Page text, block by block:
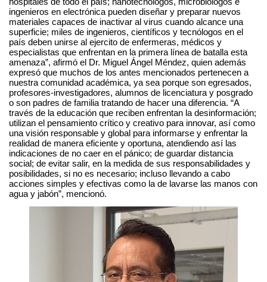
ingenieros en electrónica pueden diseñar y preparar nuevos
materiales capaces de inactivar al virus cuando alcance una
superficie; miles de ingenieros, científicos y tecnólogos en el
país deben unirse al ejercito de enfermeras, médicos y
especialistas que enfrentan en la primera línea de batalla esta
amenaza”, afirmó el Dr. Miguel Ángel Méndez, quien además
expresó que muchos de los antes mencionados pertenecen a
nuestra comunidad académica, ya sea porque son egresados,
profesores-investigadores, alumnos de licenciatura y posgrado
o son padres de familia tratando de hacer una diferencia. “A
través de la educación que reciben enfrentan la desinformación;
utilizan el pensamiento crítico y creativo para innovar, así como
una visión responsable y global para informarse y enfrentar la
realidad de manera eficiente y oportuna, atendiendo así las
indicaciones de no caer en el pánico; de guardar distancia
social; de evitar salir, en la medida de sus responsabilidades y
posibilidades, si no es necesario; incluso llevando a cabo
acciones simples y efectivas como la de lavarse las manos con
agua y jabón”, mencionó.